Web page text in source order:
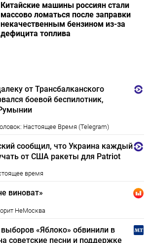
Китайские машины россиян стали
массово ломаться после заправки
некачественным бензином из-за
дефицита топлива